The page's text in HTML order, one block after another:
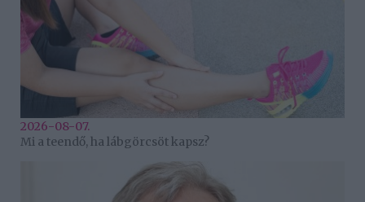
2026-08-07.
Mi a teendő, ha lábgörcsöt kapsz?